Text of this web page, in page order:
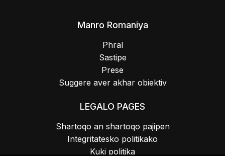
Manro Romaniya
Phral
Sastipe
Prese
Suggere aver akhar obiektiv
LEGALO PAGES
Shartoqo an shartoqo pajipen
Integritatesko politikako
Kuki politika